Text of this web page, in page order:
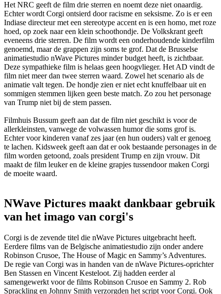
Het NRC geeft de film drie sterren en noemt deze niet onaardig.
Echter wordt Corgi ontsierd door racisme en seksisme. Zo is er een
Indiase directeur met een stereotype accent en is een homo, met roze
hoed, op zoek naar een klein schoothondje. De Volkskrant geeft
eveneens drie sterren. De film wordt een onderhoudende kinderfilm
genoemd, maar de grappen zijn soms te grof. Dat de Brusselse
animatiestudio nWave Pictures minder budget heeft, is zichtbaar.
Deze sympathieke film is helaas geen hoogvlieger. Het AD vindt de
film niet meer dan twee sterren waard. Zowel het scenario als de
animatie valt tegen. De hondje zien er niet echt knuffelbaar uit en
sommigen stemmen lijken geen beste match. Zo zou het personage
van Trump niet bij de stem passen.
Filmhuis Bussum geeft aan dat de film niet geschikt is voor de
allerkleinsten, vanwege de volwassen humor die soms grof is.
Echter voor kinderen vanaf zes jaar (en hun ouders) valt er genoeg
te lachen. Kidsweek geeft aan dat er ook bestaande personages in de
film worden getoond, zoals president Trump en zijn vrouw. Dit
maakt de film leuker en de kleine grapjes tussendoor maken Corgi
de moeite waard.
NWave Pictures maakt dankbaar gebruik
van het imago van corgi's
Corgi is de zevende titel die nWave Pictures uitgebracht heeft.
Eerdere films van de Belgische animatiestudio zijn onder andere
Robinson Crusoe, The House of Magic en Sammy’s Adventures.
De regie van Corgi was in handen van de nWave Pictures-oprichter
Ben Stassen en Vincent Kesteloot. Zij hadden eerder al
samengewerkt voor de films Robinson Crusoe en Sammy 2. Rob
Sprackling en Johnny Smith verzorgden het script voor Corgi. Ook